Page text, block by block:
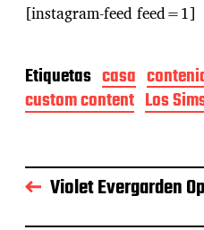
[instagram-feed feed=1]
Etiquetas casa
custom content Los
Violet Evergarden